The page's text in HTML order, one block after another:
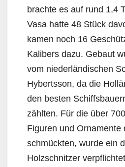
brachte es auf rund 1,4
Vasa hatte 48 Stück
kamen noch 16
Kalibers dazu. Gebaut
vom niederländischen
Hybertsson, da die
den besten
zählten. Für die über
Figuren und Ornamente
schmückten, wurde ein
Holzschnitzer